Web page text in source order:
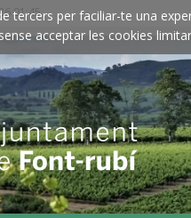
tercers per faciliar-te una
acceptar les cookies
01:45